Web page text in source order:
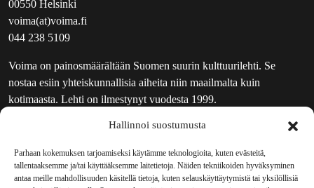
Hallinnoi suostumusta
Parhaan kokemuksen tarjoamiseksi käytämme teknologioita, kuten evästeitä,
tallentaaksemme ja/tai käyttääksemme laitetietoja. Näiden tekniikoiden hyväksyminen
antaa meille mahdollisuuden käsitellä tietoja, kuten selauskäyttäytymistä tai yksilöllisiä
00550 Helsinki
voima(at)voima.fi
044 238 5109
Voima on painosmäärältään Suomen suurin kulttuurilehti. Se
nostaa esiin yhteiskunnallisia aiheita niin maailmalta kuin
kotimaasta. Lehti on ilmestynyt vuodesta 1999.
UUTISKIRJE
MAINOSTAJILLE